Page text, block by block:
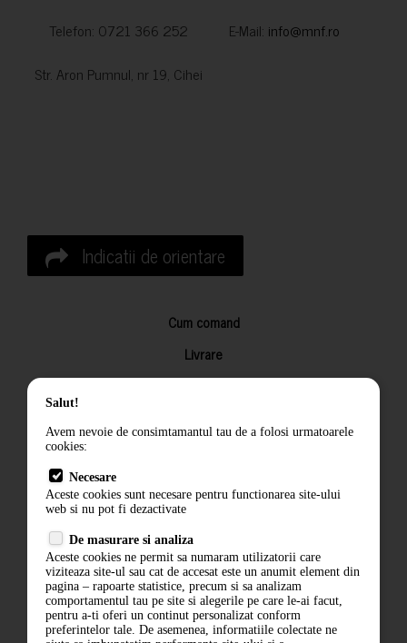
Telefon: 0721 366 252 E-Mail: info@mnf.ro
Str. Aron Pumnul, nr 19, Cihei
Indicatii de orientare
Cum comand
Livrare
Returnarea produselor
Termeni si conditii
Politica de confidentialitate
ANPC
Salut!
Avem nevoie de consimtamantul tau de a folosi urmatoarele
cookies:
Necesare
Aceste cookies sunt necesare pentru functionarea site-ului
web si nu pot fi dezactivate
De masurare si analiza
Aceste cookies ne permit sa numaram utilizatorii care
viziteaza site-ul sau cat de accesat este un anumit element din
pagina – rapoarte statistice, precum si sa analizam
comportamentul tau pe site si alegerile pe care le-ai facut,
pentru a-ti oferi un continut personalizat conform
preferintelor tale. De asemenea, informatiile colectate ne